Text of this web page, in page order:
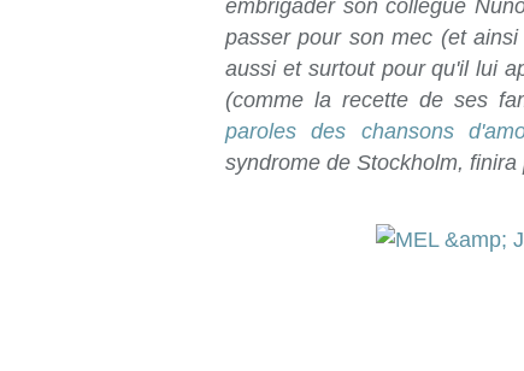
embrigader son collègue
passer pour son mec (et
aussi et surtout pour qu'il lui
(comme la recette de ses
paroles des chansons
syndrome de Stockholm, finira